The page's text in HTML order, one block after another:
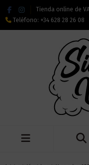
Tienda online de
Teléfono: +34 628 28 26 08